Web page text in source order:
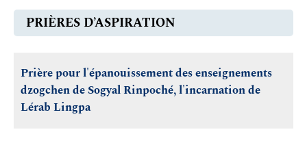
PRIÈRES D’ASPIRATION
Prière pour l'épanouissement des enseignements
dzogchen de Sogyal Rinpoché, l'incarnation de
Lérab Lingpa